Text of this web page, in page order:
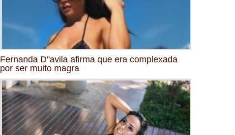
Fernanda D"avila afirma que era complexada
por ser muito magra